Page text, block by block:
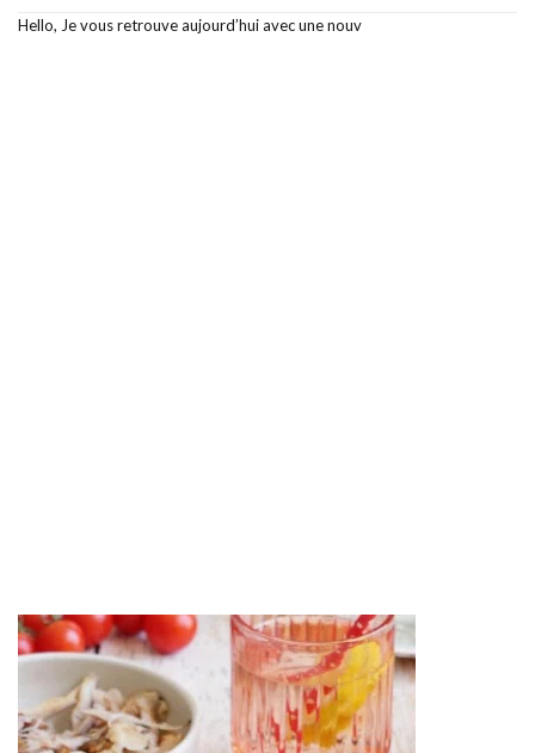
Hello, Je vous retrouve aujourd’hui avec une nouv